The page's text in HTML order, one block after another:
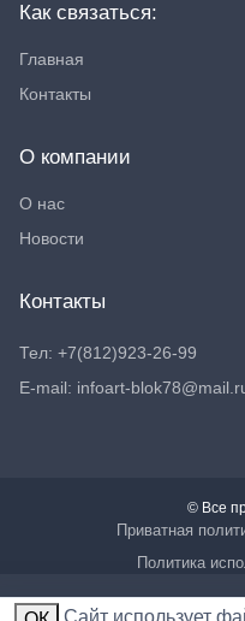
Как связаться:
Главная
Контакты
О компании
О нас
Новости
Контакты
Тел: +7(812)923-26-99
E-mail: infoart-
© Все
Приватная
Политика
Cайт использует